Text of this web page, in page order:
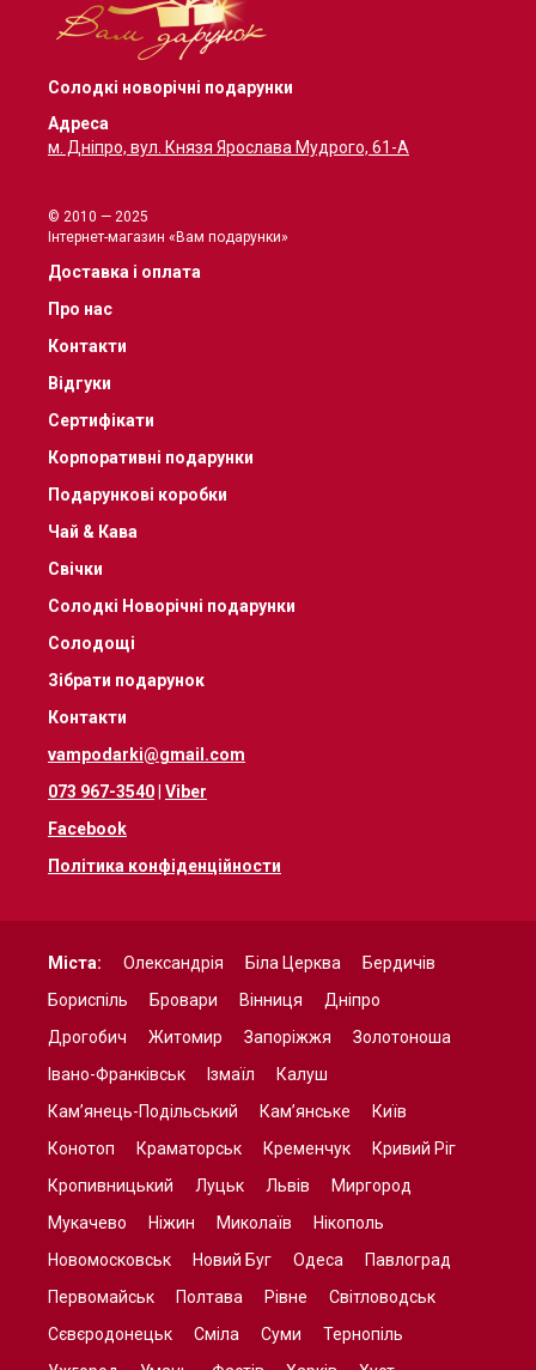
Солодкі новорічні подарунки
Адреса
м. Дніпро, вул. Князя Ярослава Мудрого, 61-А
© 2010 — 2025
Інтернет-магазин «Вам подарунки»
Доставка і оплата
Про нас
Контакти
Відгуки
Сертифікати
Корпоративні подарунки
Подарункові коробки
Чай & Кава
Свічки
Солодкі Новорічні подарунки
Солодощі
Зібрати подарунок
Контакти
vampodarki@gmail.com
073 967-3540 Viber
Facebook
Політика конфіденційности
Міста: Олександрія Біла Церква
Бердичів
Бориспіль
Бровари Вінниця
Дніпро
Дрогобич
Житомир Запоріжжя
Золотоноша
Івано-Франківськ
Ізмаїл
Калуш
Кам’янець-Подільський
Кам’янське
Київ
Конотоп
Краматорськ Кременчук
Кривий Ріг
Кропивницький
Луцьк Львів
Миргород
Мукачево
Ніжин Миколаїв
Нікополь
Новомосковськ
Новий Буг Одеса
Павлоград
Первомайськ
Полтава Рівне
Світловодськ
Сєвєродонецьк
Сміла Суми
Тернопіль